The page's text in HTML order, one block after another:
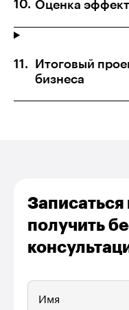
Оценка
Итоговый
бизнеса
Записаться
получить
Имя